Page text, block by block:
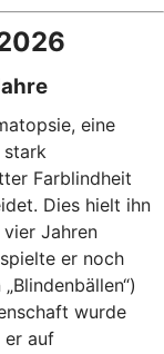
eine
stark
Farblindheit
Dies hielt ihn
Jahren
er noch
wurde
er auf